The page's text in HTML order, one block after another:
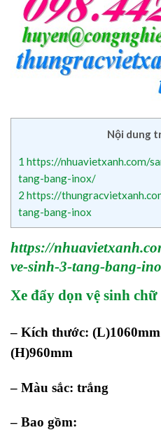
Nội dung
1 https://nhuavietxanh.com/
tang-bang-inox/
2 https://
tang-bang-inox
https://
ve-sinh-3-tang-bang-
Xe đẩy dọn vệ sinh
– Kích thước:
(H)960mm
– Màu sắc: trắng
– Bao gồm: